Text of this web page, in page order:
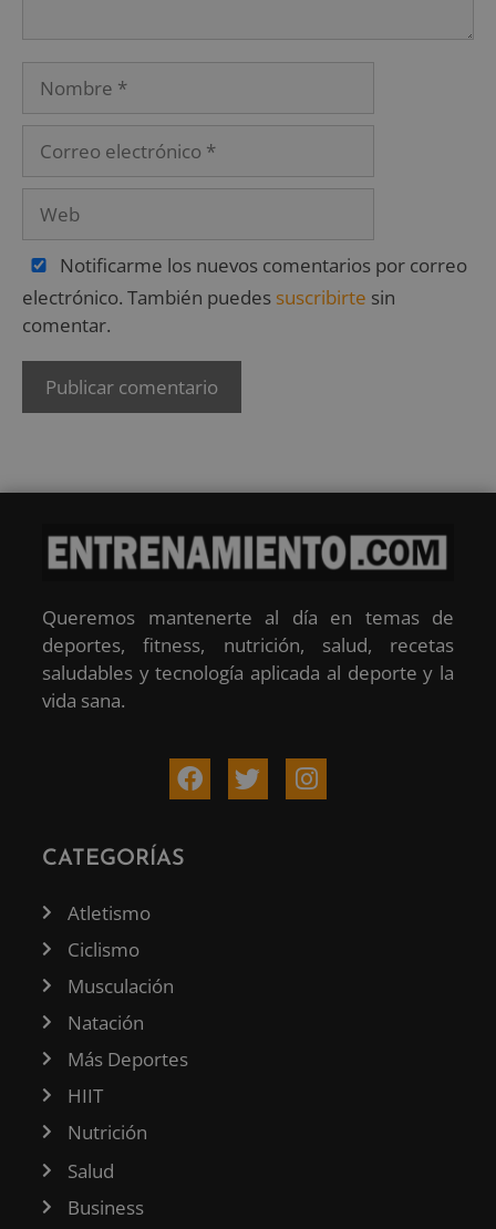
Notificarme los nuevos comentarios por correo
electrónico. También puedes suscribirte sin
comentar.
Queremos mantenerte al día en temas de
deportes, fitness, nutrición, salud, recetas
saludables y tecnología aplicada al deporte y la
vida sana.
CATEGORÍAS
Atletismo
Ciclismo
Musculación
Natación
Más Deportes
HIIT
Nutrición
Salud
Business